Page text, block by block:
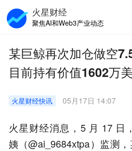
某巨鲸再次加仓做空
目前持有价值1602万
火星财经快讯 05月17日 14:07
火星财经消息，5 月 17 日
姨（@ai_9684xtpa）监测
火星财经
聚焦AI和Web3产业动态